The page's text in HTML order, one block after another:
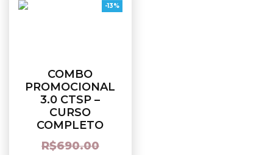
-13%
COMBO
PROMOCIONAL
3.0 CTSP –
CURSO
COMPLETO
R$690.00